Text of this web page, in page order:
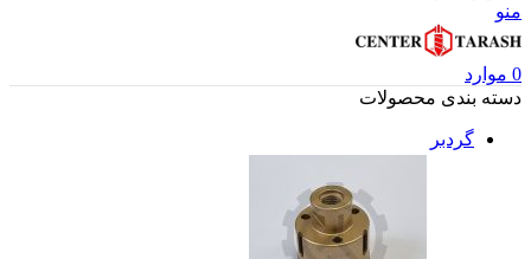
منو
0 موارد
دسته بندی محصولات
گردبر